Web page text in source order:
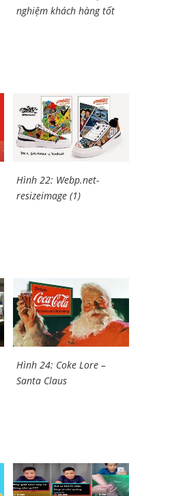
nghiệm khách hàng tốt
Hình 22: Webp.net-
resizeimage (1)
Hình 24: Coke Lore –
Santa Claus